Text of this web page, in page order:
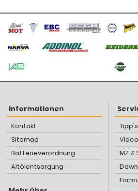
Informationen
Kontakt
Sitemap
Batterieverordnung
Altölentsorgung
MZ &